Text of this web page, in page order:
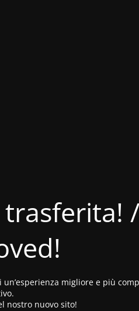
migliore e più
nostro nuovo sito!